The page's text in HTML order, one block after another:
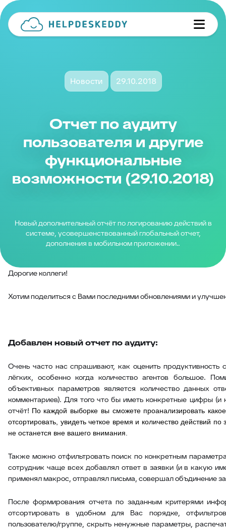
Новости 29.10.2018
Отчет по аудиту
пользователя и другие
функциональные
возможности (29.10.2018)
Новый дополнительный отчёт по логированию действий в
системе, усовершенствованный глобальный отчет,
дополнения в мобильном приложении..
Дорогие коллеги!
Хотим поделиться с Вами последними обновлениями и
Добавлен новый отчет по аудиту:
Очень часто нас спрашивают, как оценить
лёгких, особенно когда количество агентов большое.
объективных параметров является количество данных
комментариев). Для того что бы иметь конкретные цифры
отчёт! По каждой выборке вы сможете проанализировать
отсортировать, увидеть четкое время и количество действий
не останется вне вашего внимания.
Также можно отфильтровать поиск по конкретным
сотрудник чаще всех добавлял ответ в заявки (и в какую
применял макрос, отправлял письма, совершал объдинение
После формирования отчета по заданным критерями
отсортировать в удобном для Вас порядке,
пользователю/группе, скрыть ненужные параметры,